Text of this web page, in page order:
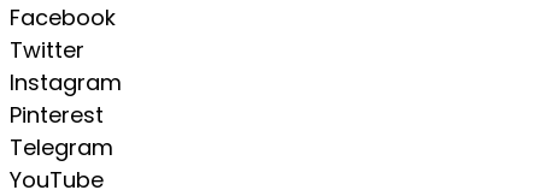
Facebook
Twitter
Instagram
Pinterest
Telegram
YouTube